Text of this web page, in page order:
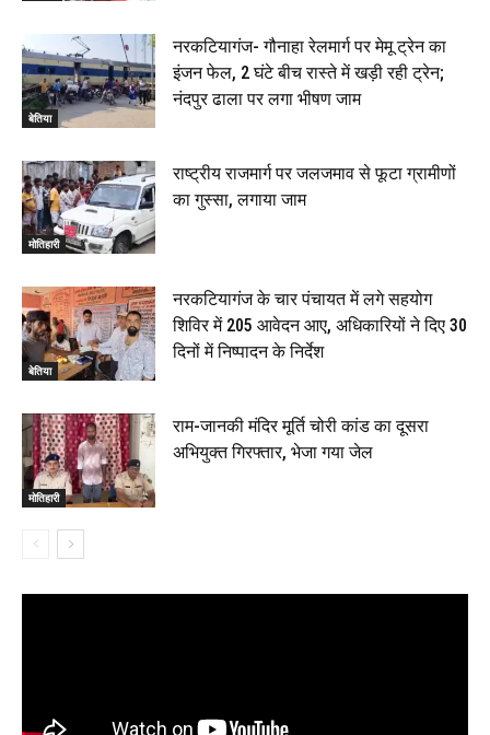
बेतिया
नरकटियागंज- गौनाहा रेलमार्ग पर मेमू ट्रेन का
इंजन फेल, 2 घंटे बीच रास्ते में खड़ी रही ट्रेन;
नंदपुर ढाला पर लगा भीषण जाम
मोतिहारी
राष्ट्रीय राजमार्ग पर जलजमाव से फूटा ग्रामीणों
का गुस्सा, लगाया जाम
बेतिया
नरकटियागंज के चार पंचायत में लगे सहयोग
शिविर में 205 आवेदन आए, अधिकारियों ने दिए 30
दिनों में निष्पादन के निर्देश
मोतिहारी
राम-जानकी मंदिर मूर्ति चोरी कांड का दूसरा
अभियुक्त गिरफ्तार, भेजा गया जेल